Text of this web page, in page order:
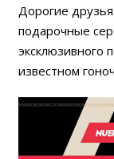
Дорогие
подарочные
эксклюзивного
известном